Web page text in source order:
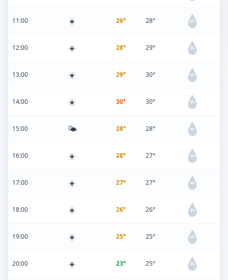
11:00 ☀️ 26° 28° 0%
12:00 ☀️ 28° 29° 0%
13:00 ☀️ 29° 30° 0%
14:00 ☀️ 30° 30° 0%
15:00 🌤️ 28° 28° 0%
16:00 ☀️ 28° 27° 0%
17:00 ☀️ 27° 27° 0%
18:00 ☀️ 26° 26° 0%
19:00 ☀️ 25° 25° 0%
20:00 ☀️ 23° 25° 0%